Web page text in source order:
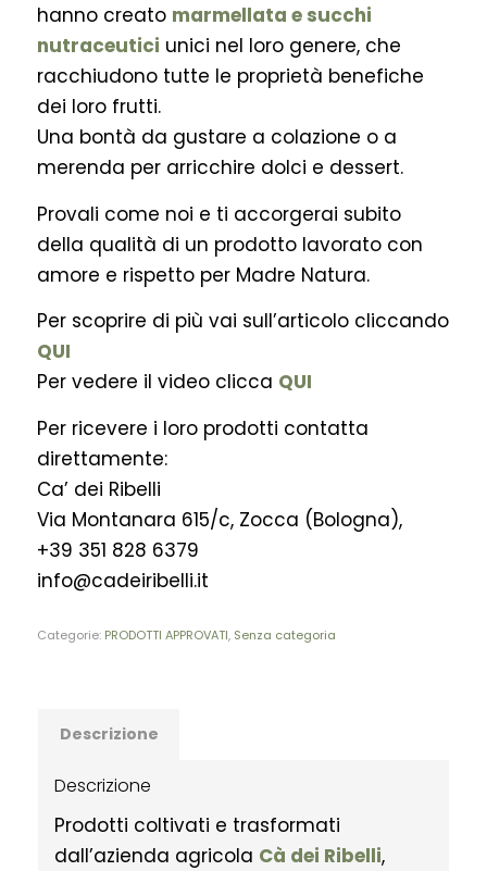
hanno creato marmellata e succhi
nutraceutici unici nel loro genere, che
racchiudono tutte le proprietà benefiche
dei loro frutti.
Una bontà da gustare a colazione o a
merenda per arricchire dolci e dessert.
Provali come noi e ti accorgerai subito
della qualità di un prodotto lavorato con
amore e rispetto per Madre Natura.
Per scoprire di più vai sull’articolo cliccando
QUI
Per vedere il video clicca QUI
Per ricevere i loro prodotti contatta
direttamente:
Ca’ dei Ribelli
Via Montanara 615/c, Zocca (Bologna),
+39 351 828 6379
info@cadeiribelli.it
Categorie: PRODOTTI APPROVATI, Senza categoria
Descrizione
Descrizione
Prodotti coltivati e trasformati
dall’azienda agricola Cà dei Ribelli,